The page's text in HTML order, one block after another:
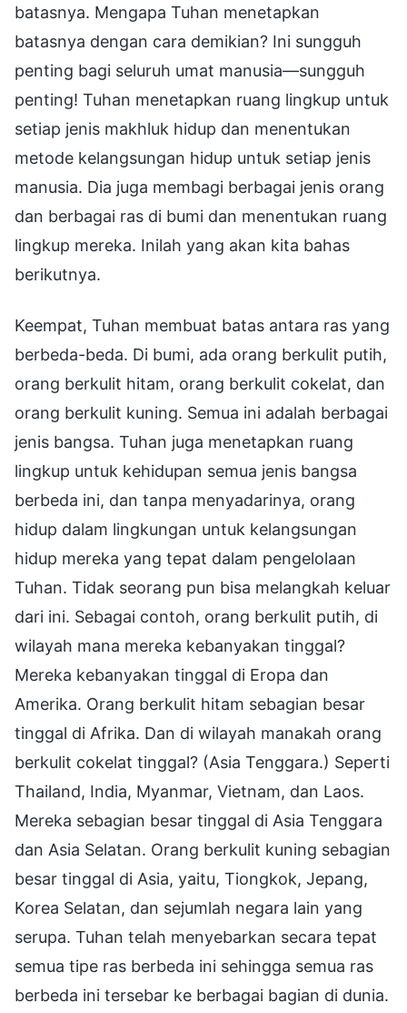
batasnya. Mengapa Tuhan menetapkan
batasnya dengan cara demikian? Ini sungguh
penting bagi seluruh umat manusia—sungguh
penting! Tuhan menetapkan ruang lingkup untuk
setiap jenis makhluk hidup dan menentukan
metode kelangsungan hidup untuk setiap jenis
manusia. Dia juga membagi berbagai jenis orang
dan berbagai ras di bumi dan menentukan ruang
lingkup mereka. Inilah yang akan kita bahas
berikutnya.
Keempat, Tuhan membuat batas antara ras yang
berbeda-beda. Di bumi, ada orang berkulit putih,
orang berkulit hitam, orang berkulit cokelat, dan
orang berkulit kuning. Semua ini adalah berbagai
jenis bangsa. Tuhan juga menetapkan ruang
lingkup untuk kehidupan semua jenis bangsa
berbeda ini, dan tanpa menyadarinya, orang
hidup dalam lingkungan untuk kelangsungan
hidup mereka yang tepat dalam pengelolaan
Tuhan. Tidak seorang pun bisa melangkah keluar
dari ini. Sebagai contoh, orang berkulit putih, di
wilayah mana mereka kebanyakan tinggal?
Mereka kebanyakan tinggal di Eropa dan
Amerika. Orang berkulit hitam sebagian besar
tinggal di Afrika. Dan di wilayah manakah orang
berkulit cokelat tinggal? (Asia Tenggara.) Seperti
Thailand, India, Myanmar, Vietnam, dan Laos.
Mereka sebagian besar tinggal di Asia Tenggara
dan Asia Selatan. Orang berkulit kuning sebagian
besar tinggal di Asia, yaitu, Tiongkok, Jepang,
Korea Selatan, dan sejumlah negara lain yang
serupa. Tuhan telah menyebarkan secara tepat
semua tipe ras berbeda ini sehingga semua ras
berbeda ini tersebar ke berbagai bagian di dunia.